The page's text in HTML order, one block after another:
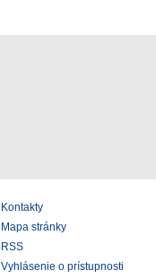
Kontakty
Mapa stránky
RSS
Vyhlásenie o prístupnosti